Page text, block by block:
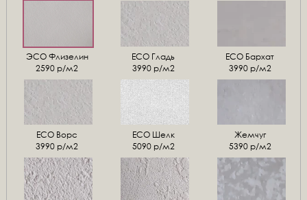
ЭСО Флизелин
2590 р/м2
ЕСО Гладь
3990 р/м2
ECO Бархат
3990 р/м2
ЕСО Ворс
3990 р/м2
ЕСО Шелк
5090 р/м2
Жемчуг
5390 р/м2